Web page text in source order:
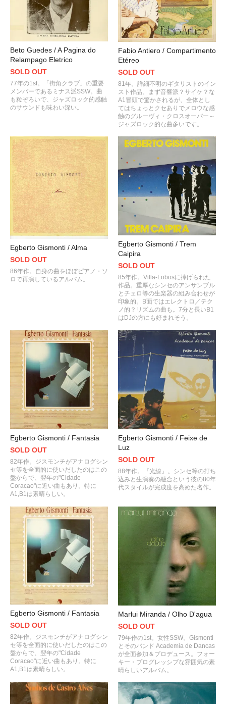
Beto Guedes / A Pagina do
Relampago Eletrico
SOLD OUT
77年の1st。「街角クラブ」の重要
メンバーであるミナス派SSW。曲
も粒ぞろいで、ジャズロック的感触
のサウンドも味わい深い。
Fabio Antiero / Compartimento
Etéreo
SOLD OUT
81年。詳細不明のギタリストのイン
スト作品。まず音響派？サイケ？な
A1冒頭で驚かされるが、全体とし
てはちょっとクセありでメロウな感
触のグルーヴィ・クロスオーバー～
ジャズロック的な曲多いです。
Egberto Gismonti / Alma
SOLD OUT
86年作。自身の曲をほぼピアノ・ソ
ロで再演しているアルバム。
Egberto Gismonti / Trem
Caipira
SOLD OUT
85年作。Villa-Lobosに捧げられた
作品。重厚なシンセのアンサンブル
とチェロ等の生楽器の組み合わせが
印象的。B面ではエレクトロ／テク
ノ的？リズムの曲も。7分と長いB1
はDJの方にも好まれそう。
Egberto Gismonti / Fantasia
SOLD OUT
82年作。ジスモンチがアナログシン
セ等を全面的に使いだしたのはこの
盤からで、翌年の"Cidade
Coracao"に近い曲もあり。特に
A1,B1は素晴らしい。
Egberto Gismonti / Feixe de
Luz
SOLD OUT
88年作。『光線』。シンセ等の打ち
込みと生演奏の融合という彼の80年
代スタイルが完成度を高めた名作。
Egberto Gismonti / Fantasia
SOLD OUT
82年作。ジスモンチがアナログシン
セ等を全面的に使いだしたのはこの
盤からで、翌年の"Cidade
Coracao"に近い曲もあり。特に
A1,B1は素晴らしい。
Marlui Miranda / Olho D'agua
SOLD OUT
79年作の1st。女性SSW。Gismonti
とそのバンド Academia de Dancas
が全面参加＆プロデュース。フォー
キー・プログレッシブな雰囲気の素
晴らしいアルバム。